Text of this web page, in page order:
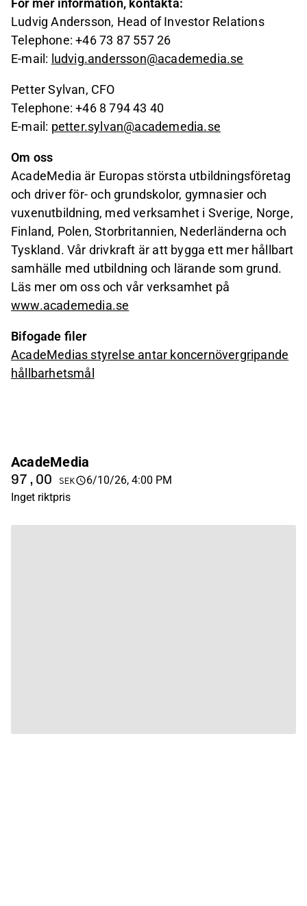
Ludvig Andersson, Head of Investor Relations
Telephone: +46 73 87 557 26
E-mail: ludvig.andersson@academedia.se
Petter Sylvan, CFO
Telephone: +46 8 794 43 40
E-mail: petter.sylvan@academedia.se
Om oss
AcadeMedia är Europas största utbildningsföretag
och driver för- och grundskolor, gymnasier och
vuxenutbildning, med verksamhet i Sverige, Norge,
Finland, Polen, Storbritannien, Nederländerna och
Tyskland. Vår drivkraft är att bygga ett mer hållbart
samhälle med utbildning och lärande som grund.
Läs mer om oss och vår verksamhet på
www.academedia.se
Bifogade filer
AcadeMedias styrelse antar koncernövergripande
hållbarhetsmål
AcadeMedia
97,00 SEK
6/10/26, 4:00 PM
Inget riktpris